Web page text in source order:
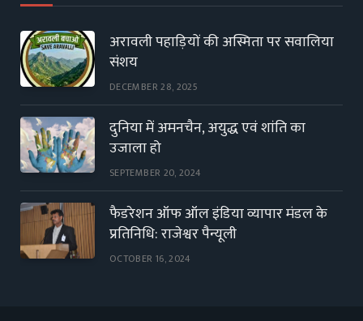
अरावली पहाड़ियों की अस्मिता पर सवालिया
संशय
DECEMBER 28, 2025
दुनिया में अमनचैन, अयुद्ध एवं शांति का
उजाला हो
SEPTEMBER 20, 2024
फैडरेशन ऑफ ऑल इंडिया व्यापार मंडल के
प्रतिनिधि: राजेश्वर पैन्यूली
OCTOBER 16, 2024